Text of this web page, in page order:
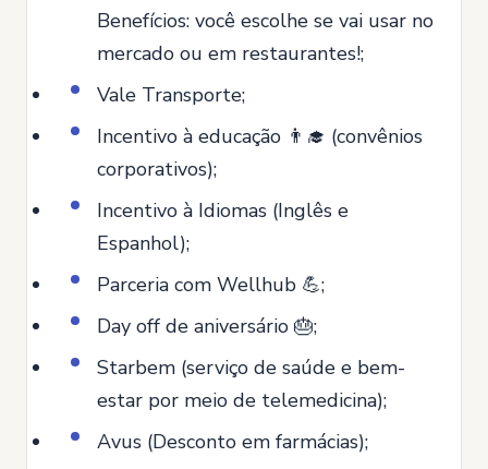
Benefícios: você escolhe se vai usar no
mercado ou em restaurantes!;
Vale Transporte;
Incentivo à educação 👨‍🎓 (convênios
corporativos);
Incentivo à Idiomas (Inglês e
Espanhol);
Parceria com Wellhub 💪;
Day off de aniversário 🎂;
Starbem (serviço de saúde e bem-
estar por meio de telemedicina);
Avus (Desconto em farmácias);